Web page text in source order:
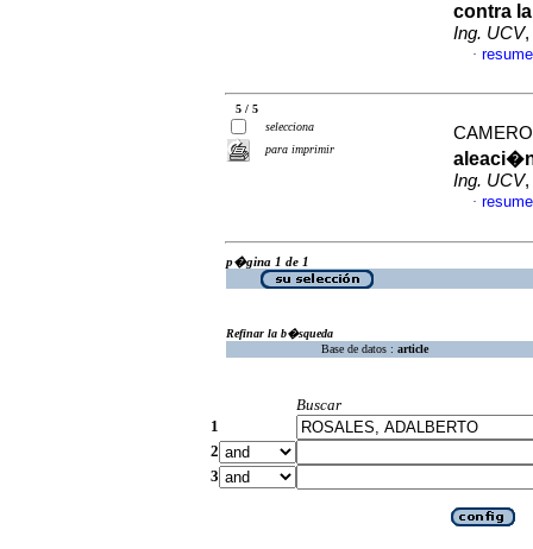
contra
Ing. UCV,
·
5 / 5
selecciona
para imprimir
Ing. UCV,
·
p�gina 1 de 1
Refinar la b�squeda
Base de datos : article
Buscar
1
2
3